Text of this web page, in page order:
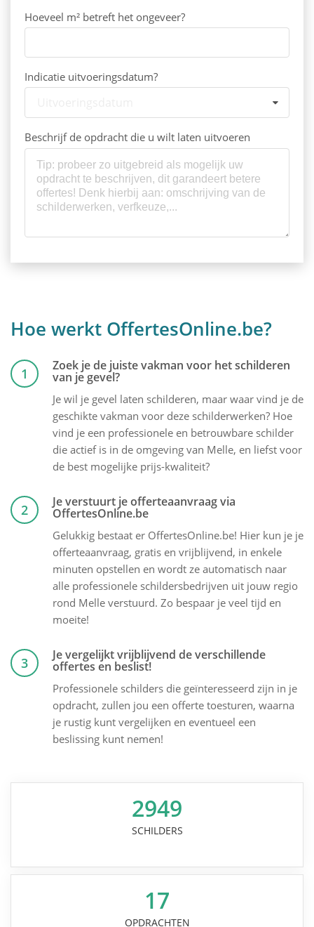
Hoeveel m² betreft het ongeveer?
Indicatie uitvoeringsdatum?
Beschrijf de opdracht die u wilt laten uitvoeren
Hoe werkt OffertesOnline.be?
1 Zoek je de juiste vakman voor het schilderen
van je gevel?
Je wil je gevel laten schilderen, maar waar vind je de
geschikte vakman voor deze schilderwerken? Hoe
vind je een professionele en betrouwbare schilder
die actief is in de omgeving van Melle, en liefst voor
de best mogelijke prijs-kwaliteit?
2 Je verstuurt je offerteaanvraag via
OffertesOnline.be
Gelukkig bestaat er OffertesOnline.be! Hier kun je je
offerteaanvraag, gratis en vrijblijvend, in enkele
minuten opstellen en wordt ze automatisch naar
alle professionele schildersbedrijven uit jouw regio
rond Melle verstuurd. Zo bespaar je veel tijd en
moeite!
3 Je vergelijkt vrijblijvend de verschillende
offertes en beslist!
Professionele schilders die geïnteresseerd zijn in je
opdracht, zullen jou een offerte toesturen, waarna
je rustig kunt vergelijken en eventueel een
beslissing kunt nemen!
2949
SCHILDERS
17
OPDRACHTEN